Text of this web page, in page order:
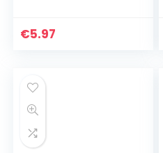
Water, Microfiber
€5.97